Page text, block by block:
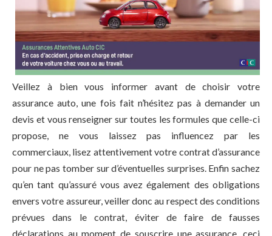
Veillez à bien vous informer avant de choisir votre
assurance auto, une fois fait n’hésitez pas à demander un
devis et vous renseigner sur toutes les formules que celle-ci
propose, ne vous laissez pas influencez par les
commerciaux, lisez attentivement votre contrat d’assurance
pour ne pas tomber sur d’éventuelles surprises. Enfin sachez
qu’en tant qu’assuré vous avez également des obligations
envers votre assureur, veiller donc au respect des conditions
prévues dans le contrat, éviter de faire de fausses
déclarations au moment de souscrire une assurance, ceci